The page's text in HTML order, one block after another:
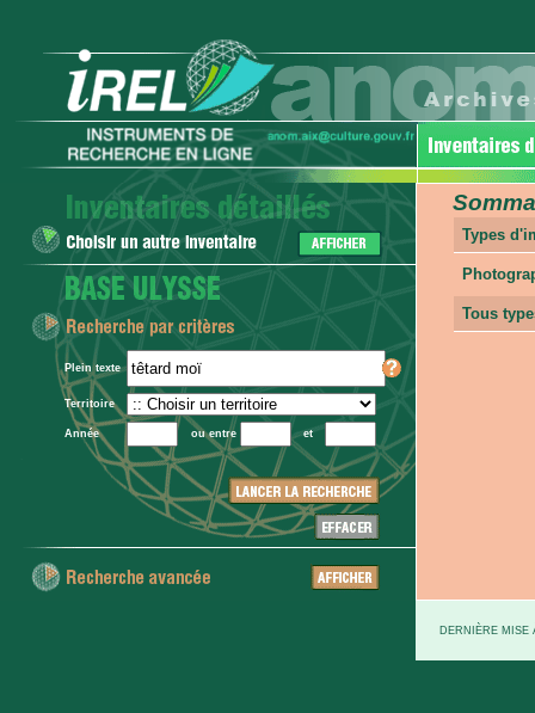
Plein texte
Territoire
Année ou entre et
Types
Tous
DERNIÈRE MISE